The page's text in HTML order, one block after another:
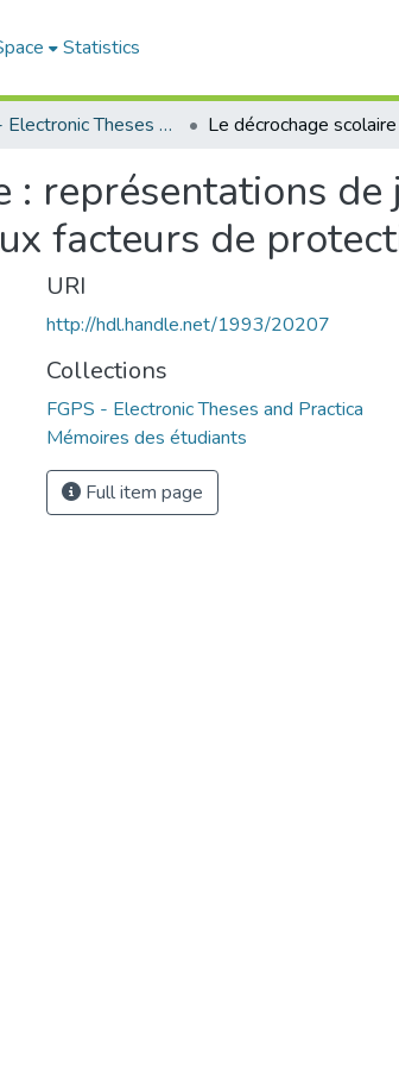
Statistics
FGPS - Electronic Theses and Practica
: représentations
facteurs de
URI
http://hdl.handle.net/1993/20207
Collections
FGPS - Electronic Theses and Practica
Mémoires des étudiants
Full item page